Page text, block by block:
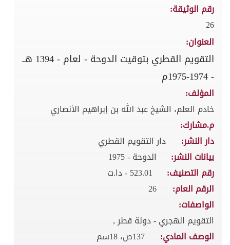
رقم الوثيقة:
26
العنوان:
التقويم القطري بتوقيت الدوحة - لعام - 1394 هــ
- 1974-1975م
المؤلف:
خادم العلم، الشيخ عبد الله بن إبراهيم الأنصاري
م.مشارك:
دار النشر:
دار التقويم القطري
بيانات النشر:
الدوحة - 1975
رقم التصنيف:
523.01 - دا.ت
الرقم العام:
26
الواصفات:
التقويم الهجري - دولة قطر ,
الوصف المادي:
137ص، 18سم